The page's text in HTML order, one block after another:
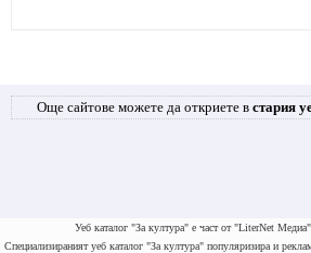
Още сайтове можете да откриете в стария
Уеб каталог "За култура" е част от "LiterNet
Специализираният уеб каталог "За култура" популяризира и